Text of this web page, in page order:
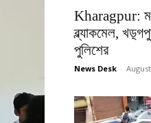
Kharagpur:
ব্ল্যাকমেল,
পুলিশের
News Desk -